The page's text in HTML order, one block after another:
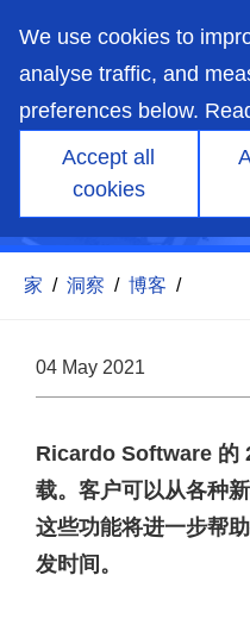
We use cookies to
analyse traffic, and
preferences below.
Accept all
cookies
main
content
焦点专题：
磨损评估
家 / 洞察 / 博客 /
04 May 2021
Ricardo Software 的
载。客户可以从各种
这些功能将进一步帮
发时间。